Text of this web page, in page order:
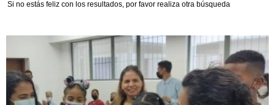
Si no estás feliz con los resultados, por favor realiza otra búsqueda